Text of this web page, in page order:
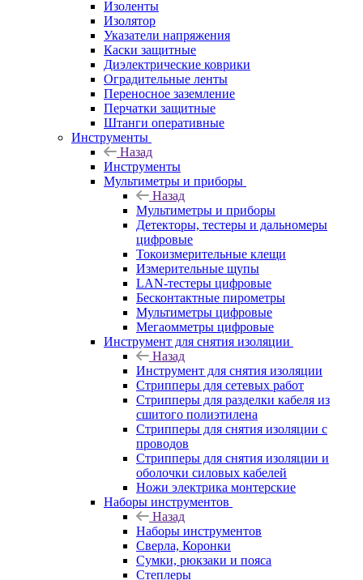
Изоленты
Изолятор
Указатели напряжения
Каски защитные
Диэлектрические коврики
Оградительные ленты
Переносное заземление
Перчатки защитные
Штанги оперативные
Инструменты
Назад
Инструменты
Мультиметры и приборы
Назад
Мультиметры и приборы
Детекторы, тестеры и дальномеры
цифровые
Токоизмерительные клещи
Измерительные щупы
LAN-тестеры цифровые
Бесконтактные пирометры
Мультиметры цифровые
Мегаомметры цифровые
Инструмент для снятия изоляции
Назад
Инструмент для снятия изоляции
Стрипперы для сетевых работ
Стрипперы для разделки кабеля из
сшитого полиэтилена
Cтрипперы для снятия изоляции с
проводов
Стрипперы для снятия изоляции и
оболочки силовых кабелей
Ножи электрика монтерские
Наборы инструментов
Назад
Наборы инструментов
Сверла, Коронки
Сумки, рюкзаки и пояса
Степлеры